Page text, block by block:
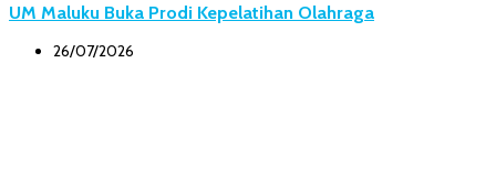
UM Maluku Buka Prodi Kepelatihan Olahraga
26/07/2026